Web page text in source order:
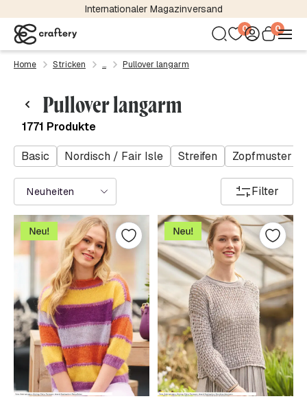
Kostenloser Versand bereits ab 24,95 €
0 0
Home Stricken Pullover langarm
Pullover langarm
1771 Produkte
Basic Nordisch / Fair Isle Streifen Zopfmuster
Neuheiten Filter